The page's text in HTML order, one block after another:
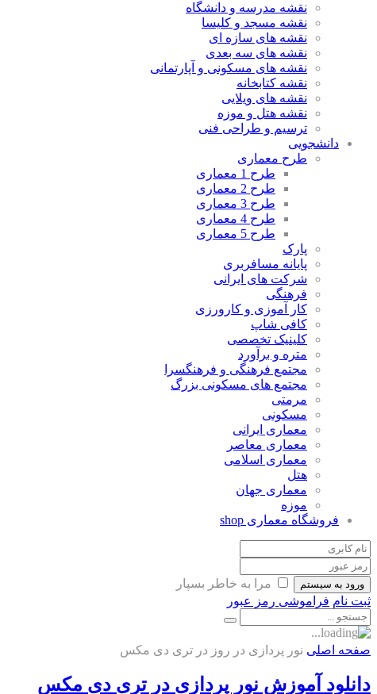
نقشه مدرسه و دانشگاه
نقشه مسجد و کلیسا
نقشه های سازه ای
نقشه های سه بعدی
نقشه های مسکونی و آپارتمانی
نقشه کتابخانه
نقشه های ویلایی
نقشه هتل و موزه
ترسیم و طراحی فنی
دانشجویی
طرح معماری
طرح 1 معماری
طرح 2 معماری
طرح 3 معماری
طرح 4 معماری
طرح 5 معماری
پارک
پایانه مسافربری
شرکت های ایرانی
فرهنگی
کار آموزی و کارورزی
کافی شاپ
کلینیک تخصصی
متره و برآورد
مجتمع فرهنگی و فرهنگسرا
مجتمع های مسکونی بزرگ
مرمتی
مسکونی
معماری ایرانی
معماری معاصر
معماری اسلامی
هتل
معماری جهان
موزه
فروشگاه معماری shop
ورود به سیستم
مرا به خاطر بسپار
ثبت نام فراموشی رمز عبور
صفحه اصلی نور پردازی در روز در تری دی مکس
دانلود آموزش نور پردازی در تری دی مکس